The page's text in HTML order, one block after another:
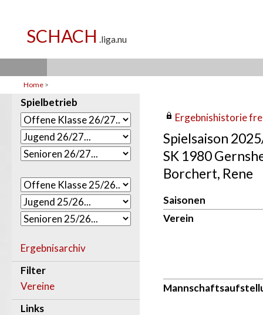
Home >
Spielbetrieb
Ergebnisarchiv
Filter
Vereine
Links
Ergebnishistorie
Spielsaison
SK 1980
Borchert, Rene
Saisonen
Verein